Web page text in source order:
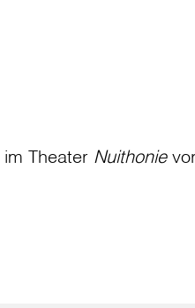
im Theater Nuithonie